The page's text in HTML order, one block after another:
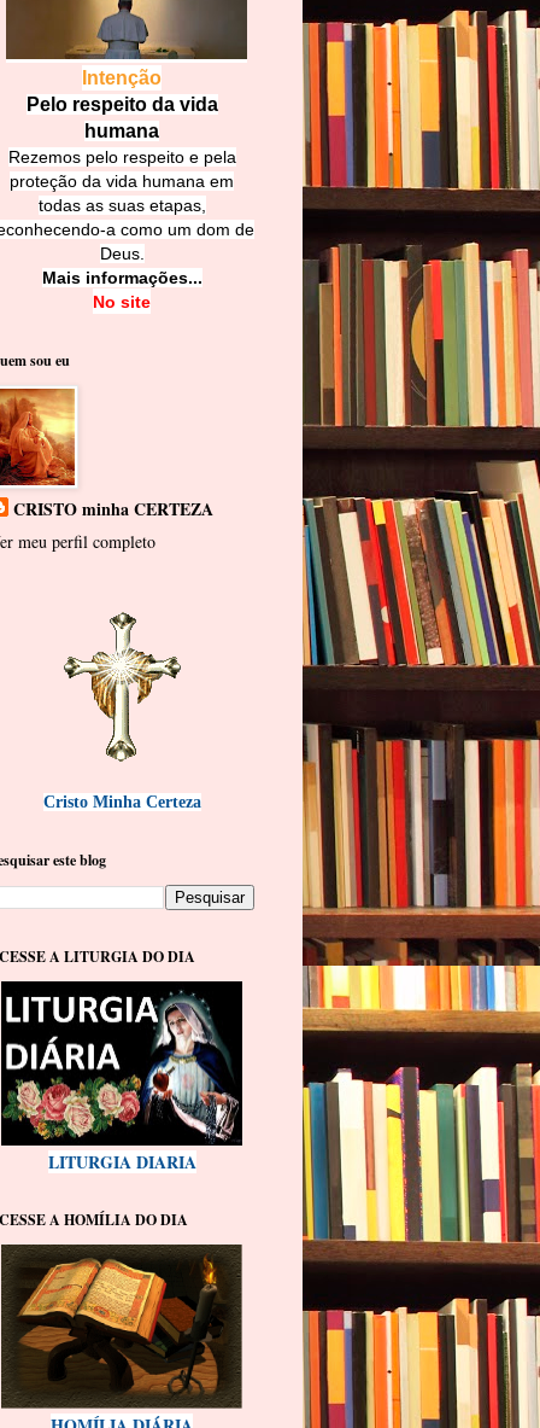
Intenção
Pelo respeito da vida
humana
Rezemos pelo respeito e pela
proteção da vida humana em
todas as suas etapas,
a como um dom de
Deus.
Mais informações...
No site
sou eu
CRISTO minha CERTEZA
meu perfil completo
Cristo Minha Certeza
este blog
A LITURGIA DO DIA
LITURGIA DIARIA
A HOMÍLIA DO DIA